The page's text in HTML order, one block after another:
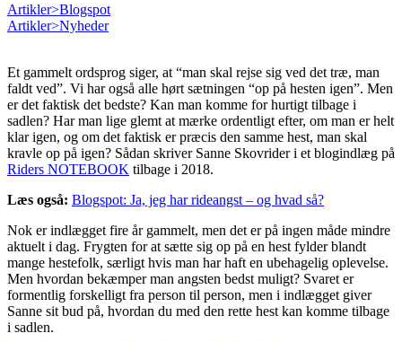
Artikler>Blogspot
Artikler>Nyheder
Et gammelt ordsprog siger, at “man skal rejse sig ved det træ, man
faldt ved”. Vi har også alle hørt sætningen “op på hesten igen”. Men
er det faktisk det bedste? Kan man komme for hurtigt tilbage i
sadlen? Har man lige glemt at mærke ordentligt efter, om man er helt
klar igen, og om det faktisk er præcis den samme hest, man skal
kravle op på igen? Sådan skriver Sanne Skovrider i et blogindlæg på
Riders NOTEBOOK tilbage i 2018.
Læs også: Blogspot: Ja, jeg har rideangst – og hvad så?
Nok er indlægget fire år gammelt, men det er på ingen måde mindre
aktuelt i dag. Frygten for at sætte sig op på en hest fylder blandt
mange hestefolk, særligt hvis man har haft en ubehagelig oplevelse.
Men hvordan bekæmper man angsten bedst muligt? Svaret er
formentlig forskelligt fra person til person, men i indlægget giver
Sanne sit bud på, hvordan du med den rette hest kan komme tilbage
i sadlen.